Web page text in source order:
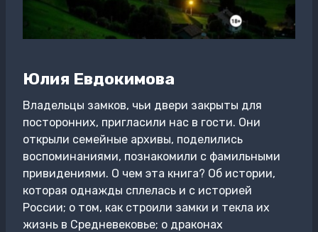
Юлия Евдокимова
Владельцы замков, чьи двери закрыты для
посторонних, пригласили нас в гости. Они
открыли семейные архивы, поделились
воспоминаниями, познакомили с фамильными
привидениями. О чем эта книга? Об истории,
которая однажды сплелась и с историей
России; о том, как строили замки и текла их
жизнь в Средневековье; о драконах